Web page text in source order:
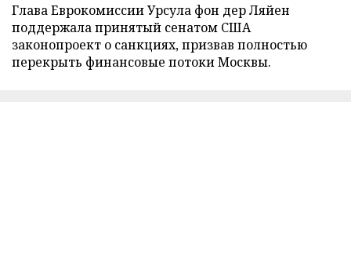
Глава Еврокомиссии Урсула фон дер Ляйен
поддержала принятый сенатом США
законопроект о санкциях, призвав полностью
перекрыть финансовые потоки Москвы.